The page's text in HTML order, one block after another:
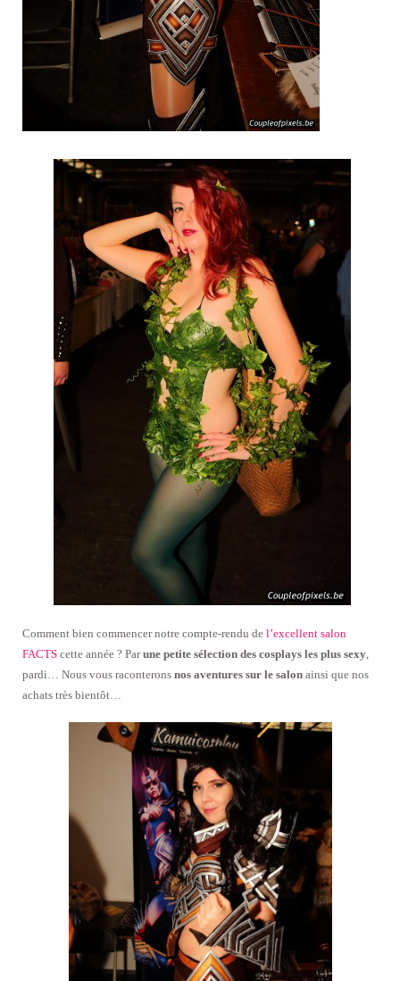
Comment bien commencer notre compte-rendu de l’excellent salon
FACTS cette année ? Parune petite sélection des cosplays les plus sexy
pardi… Nous vous raconterons nos aventures sur le salon ainsi que nos
achats très bientôt…